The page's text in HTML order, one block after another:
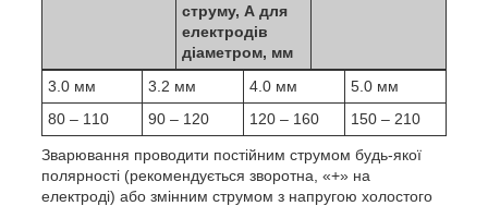
струму, А для
електродів
діаметром, мм
3.0 мм
3.2 мм 4.0 мм
5.0 мм
80 – 110
90 – 120 120 – 160 150 – 210
Зварювання проводити постійним струмом будь-якої
полярності (рекомендується зворотна, «+» на
електроді) або змінним струмом з напругою холостого